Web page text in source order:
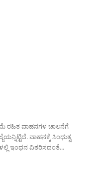
ರಹಿತ ವಾಹನಗಳ ಚಾಲನೆಗೆ
ವಾಹನಕ್ಕೆ ಸಿಂಧುತ್ವ
ಇಂಧನ ವಿತರಿಸದಂತೆ...